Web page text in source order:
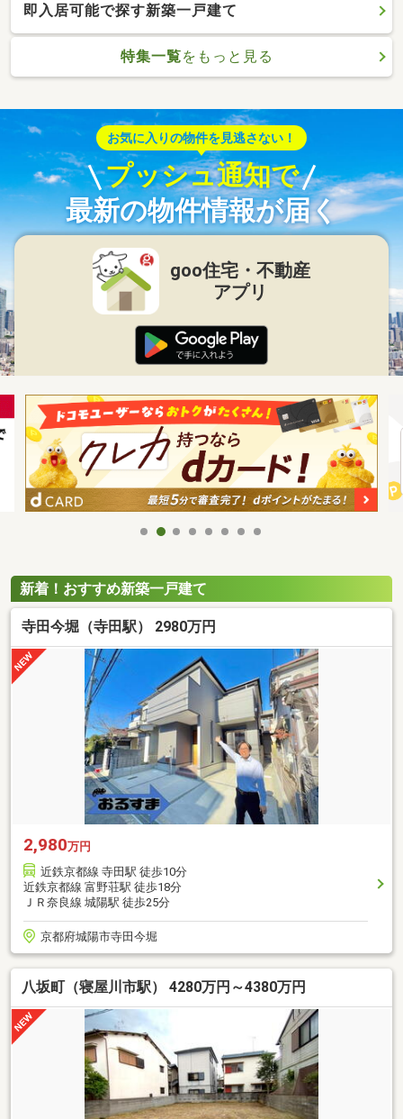
即入居可能で探す新築一戸建て
特集一覧をもっと見る
お気に入りの物件を見逃さない！
プッシュ通知で
最新の物件情報が届く
goo住宅・不動産
アプリ
新着！おすすめ新築一戸建て
寺田今堀（寺田駅） 2980万円
2,980万円
近鉄京都線 寺田駅 徒歩10分
近鉄京都線 富野荘駅 徒歩18分
ＪＲ奈良線 城陽駅 徒歩25分
京都府城陽市寺田今堀
八坂町（寝屋川市駅） 4280万円～4380万円